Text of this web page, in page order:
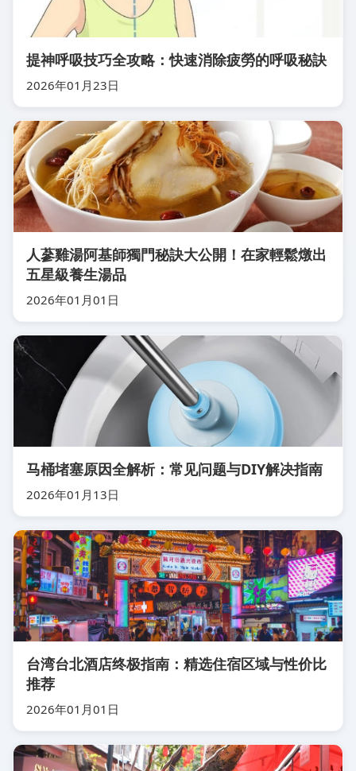
提神呼吸技巧全攻略：快速消除疲勞的呼吸秘訣
2026年01月23日
人蔘雞湯阿基師獨門秘訣大公開！在家輕鬆燉出
五星級養生湯品
2026年01月01日
马桶堵塞原因全解析：常见问题与DIY解决指南
2026年01月13日
台湾台北酒店终极指南：精选住宿区域与性价比
推荐
2026年01月01日